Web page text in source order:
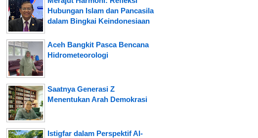
Hubungan Islam dan Pancasila
dalam Bingkai Keindonesiaan
Aceh Bangkit Pasca Bencana
Hidrometeorologi
Saatnya Generasi Z
Menentukan Arah Demokrasi
Istigfar dalam Perspektif Al-